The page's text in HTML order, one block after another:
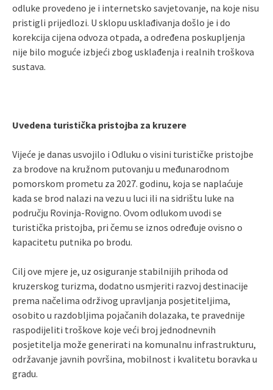
odluke provedeno je i internetsko savjetovanje, na koje nisu
pristigli prijedlozi. U sklopu usklađivanja došlo je i do
korekcija cijena odvoza otpada, a određena poskupljenja
nije bilo moguće izbjeći zbog usklađenja i realnih troškova
sustava.
Uvedena turistička pristojba za kruzere
Vijeće je danas usvojilo i Odluku o visini turističke pristojbe
za brodove na kružnom putovanju u međunarodnom
pomorskom prometu za 2027. godinu, koja se naplaćuje
kada se brod nalazi na vezu u luci ili na sidrištu luke na
području Rovinja-Rovigno. Ovom odlukom uvodi se
turistička pristojba, pri čemu se iznos određuje ovisno o
kapacitetu putnika po brodu.
Cilj ove mjere je, uz osiguranje stabilnijih prihoda od
kruzerskog turizma, dodatno usmjeriti razvoj destinacije
prema načelima održivog upravljanja posjetiteljima,
osobito u razdobljima pojačanih dolazaka, te pravednije
raspodijeliti troškove koje veći broj jednodnevnih
posjetitelja može generirati na komunalnu infrastrukturu,
održavanje javnih površina, mobilnost i kvalitetu boravka u
gradu.